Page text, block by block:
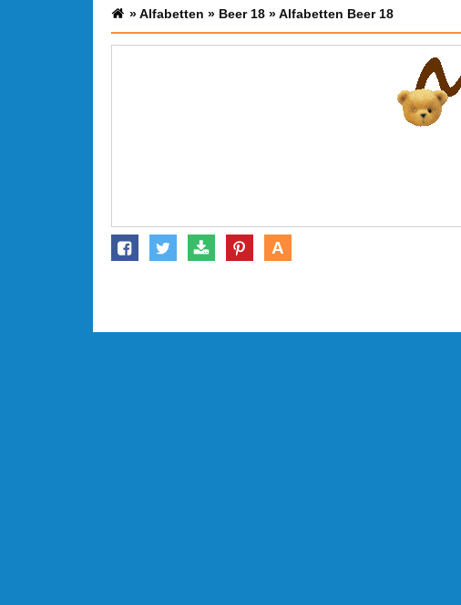
»Alfabetten » Beer 18 »Alfabetten Beer 18
A